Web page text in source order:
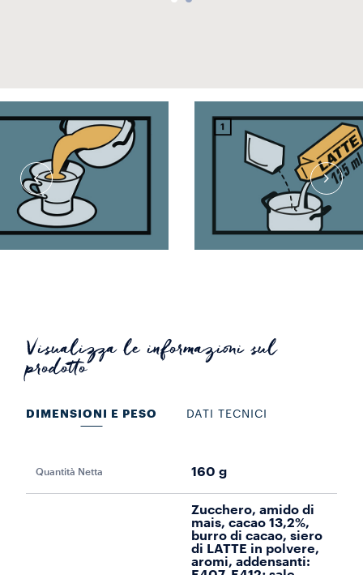
Visualizza le informazioni sul
prodotto
DIMENSIONI E PESO DATI TECNICI
Quantità Netta 160 g
Zucchero, amido di
mais, cacao 13,2%,
burro di cacao, siero
di LATTE in polvere,
aromi, addensanti: